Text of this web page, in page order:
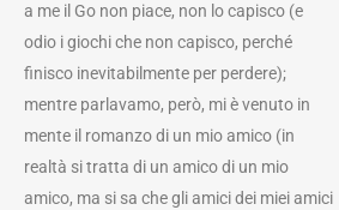
a me il Go non piace, non lo capisco (e
odio i giochi che non capisco, perché
finisco inevitabilmente per perdere);
mentre parlavamo, però, mi è venuto in
mente il romanzo di un mio amico (in
realtà si tratta di un amico di un mio
amico, ma si sa che gli amici dei miei amici